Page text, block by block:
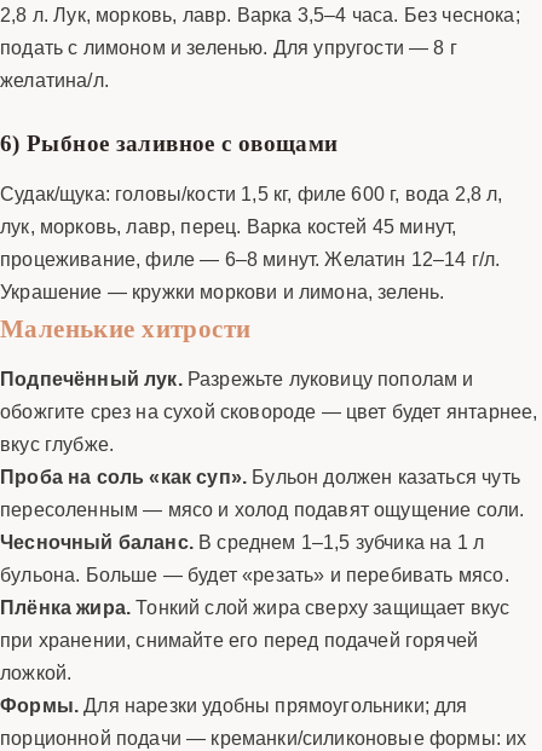
2,8 л. Лук, морковь, лавр. Варка 3,5–4 часа. Без чеснока;
подать с лимоном и зеленью. Для упругости — 8 г
желатина/л.
6) Рыбное заливное с овощами
Судак/щука: головы/кости 1,5 кг, филе 600 г, вода 2,8 л,
лук, морковь, лавр, перец. Варка костей 45 минут,
процеживание, филе — 6–8 минут. Желатин 12–14 г/л.
Украшение — кружки моркови и лимона, зелень.
Маленькие хитрости
Подпечённый лук.Разрежьте луковицу пополам и
обожгите срез на сухой сковороде — цвет будет янтарнее,
вкус глубже.
Проба на соль «как суп». Бульон должен казаться чуть
пересоленным — мясо и холод подавят ощущение соли.
Чесночный баланс.В среднем 1–1,5 зубчика на 1 л
бульона. Больше — будет «резать» и перебивать мясо.
Плёнка жира.Тонкий слой жира сверху защищает вкус
при хранении, снимайте его перед подачей горячей
ложкой.
Формы.Для нарезки удобны прямоугольники; для
порционной подачи — креманки/силиконовые формы: их